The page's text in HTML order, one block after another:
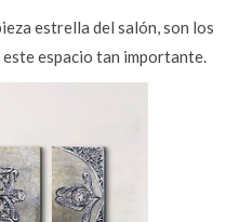
estrella del salón, son los
espacio tan importante.